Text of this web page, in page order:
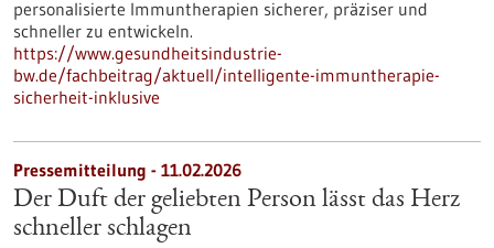
personalisierte Immuntherapien sicherer, präziser und
schneller zu entwickeln.
https://www.gesundheitsindustrie-
bw.de/fachbeitrag/aktuell/intelligente-immuntherapie-
sicherheit-inklusive
Pressemitteilung - 11.02.2026
Der Duft der geliebten Person lässt das Herz
schneller schlagen